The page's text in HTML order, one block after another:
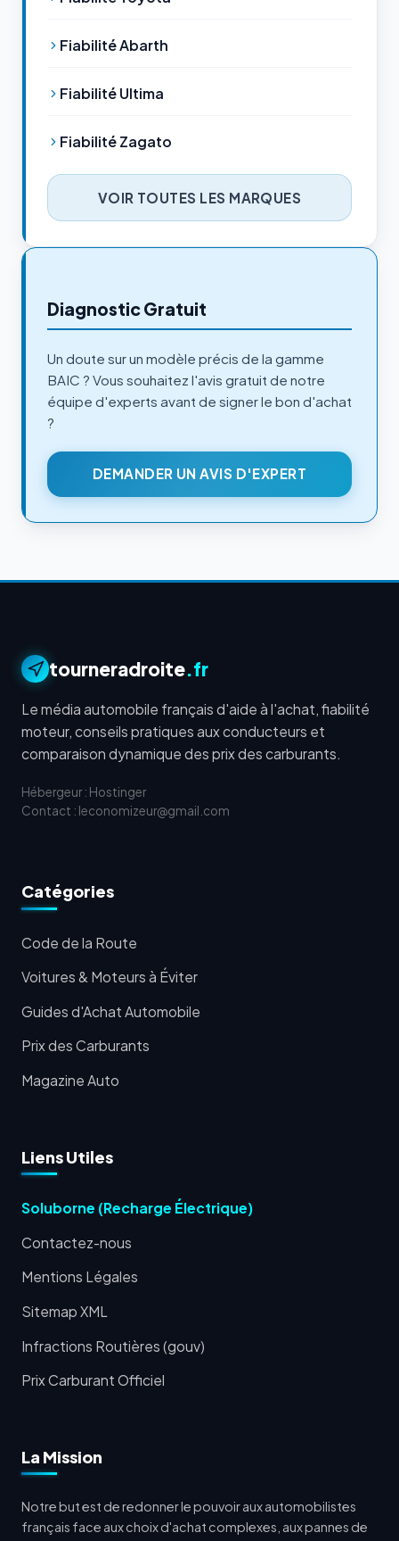
Fiabilité Abarth
Fiabilité Ultima
Fiabilité Zagato
VOIR TOUTES LES MARQUES
Diagnostic Gratuit
Un doute sur un modèle précis de la gamme
BAIC ? Vous souhaitez l'avis gratuit de notre
équipe d'experts avant de signer le bon d'achat
?
DEMANDER UN AVIS D'EXPERT
tourneradroite.fr
Le média automobile français d'aide à l'achat, fiabilité
moteur, conseils pratiques aux conducteurs et
comparaison dynamique des prix des carburants.
Hébergeur : Hostinger
Contact : leconomizeur@gmail.com
Catégories
Code de la Route
Voitures & Moteurs à Éviter
Guides d'Achat Automobile
Prix des Carburants
Magazine Auto
Liens Utiles
Soluborne (Recharge Électrique)
Contactez-nous
Mentions Légales
Sitemap XML
Infractions Routières (gouv)
Prix Carburant Officiel
La Mission
Notre but est de redonner le pouvoir aux automobilistes
français face aux choix d'achat complexes, aux pannes de